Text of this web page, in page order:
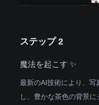
ステップ 2
魔法を起こす ✨
最新のAI技術により、
し、豊かな茶色の背景に